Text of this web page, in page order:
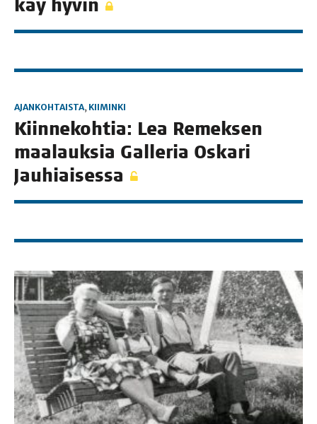
käy hyvin
AJANKOHTAISTA, KIIMINKI
Kiin­ne­koh­tia: Lea Remek­sen
maa­lauk­sia Gal­le­ria Oska­ri
Jauhiaisessa